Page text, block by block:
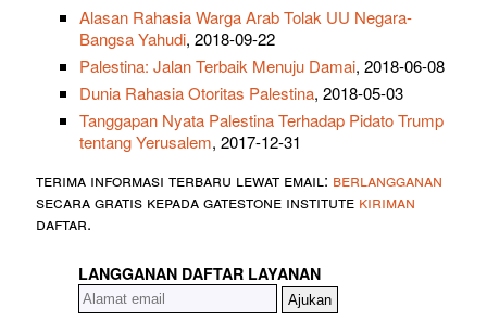
Alasan Rahasia Warga Arab Tolak UU Negara-
Bangsa Yahudi, 2018-09-22
Palestina: Jalan Terbaik Menuju Damai, 2018-06-08
Dunia Rahasia Otoritas Palestina, 2018-05-03
Tanggapan Nyata Palestina Terhadap Pidato Trump
tentang Yerusalem, 2017-12-31
terima informasi terbaru lewat email: berlangganan
secara gratis kepada gatestone institute kiriman
daftar.
LANGGANAN DAFTAR LAYANAN